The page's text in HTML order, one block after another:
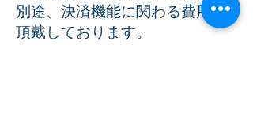
別途、決済機能に関わる費用を
頂戴しております。